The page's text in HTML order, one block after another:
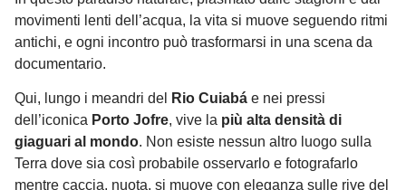
movimenti lenti dell’acqua, la vita si muove seguendo ritmi
antichi, e ogni incontro può trasformarsi in una scena da
documentario.
Qui, lungo i meandri del Rio Cuiabá e nei pressi
dell’iconica Porto Jofre, vive la più alta densità di
giaguari al mondo. Non esiste nessun altro luogo sulla
Terra dove sia così probabile osservarlo e fotografarlo
mentre caccia, nuota, si muove con eleganza sulle rive del